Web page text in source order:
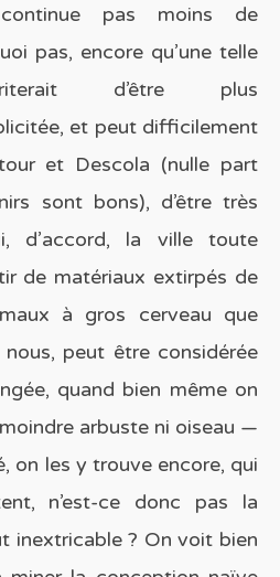
pas moins de
pas, encore qu’une telle
d’être plus
et peut difficilement
et Descola (nulle part
sont bons), d’être très
d’accord, la ville toute
de matériaux extirpés de
à gros cerveau que
peut être considérée
quand bien même on
arbuste ni oiseau —
on les y trouve encore, qui
n’est-ce donc pas la
inextricable ? On voit bien